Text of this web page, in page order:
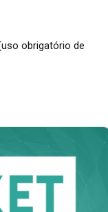
obrigatório de